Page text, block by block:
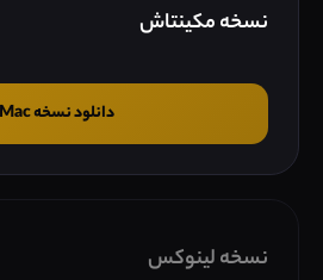
نسخه مکینتاش
دانلود نسخه Mac
نسخه لینوکس